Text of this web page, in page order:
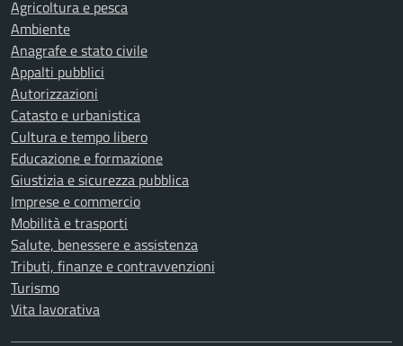
Agricoltura e pesca
Ambiente
Anagrafe e stato civile
Appalti pubblici
Autorizzazioni
Catasto e urbanistica
Cultura e tempo libero
Educazione e formazione
Giustizia e sicurezza pubblica
Imprese e commercio
Mobilità e trasporti
Salute, benessere e assistenza
Tributi, finanze e contravvenzioni
Turismo
Vita lavorativa